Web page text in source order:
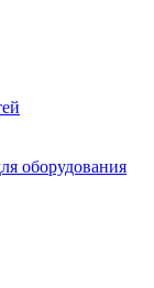
оборудования